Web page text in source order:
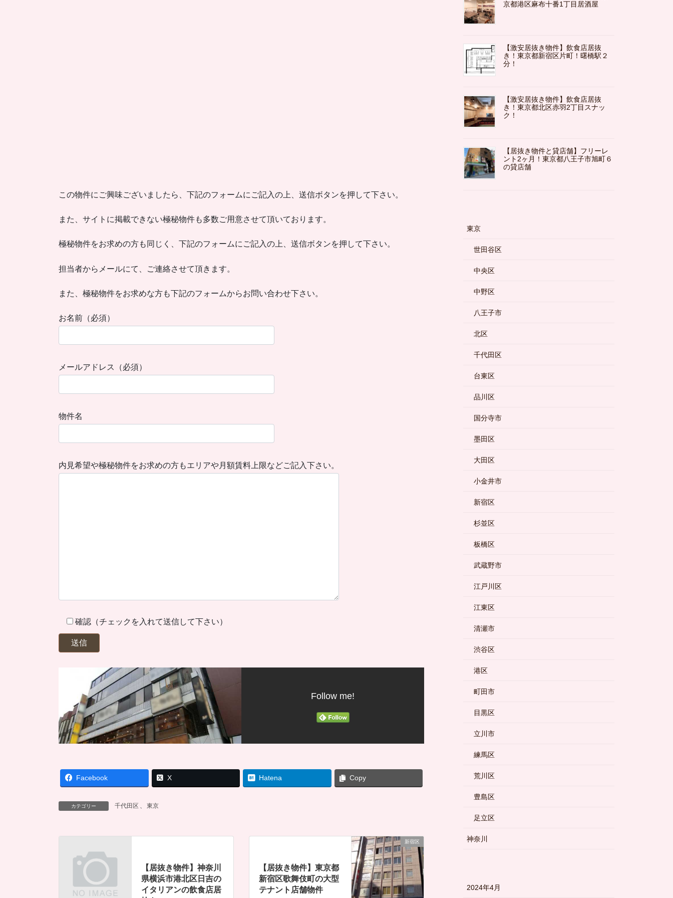
この物件にご興味ございましたら、下記のフォームにご記入の上、送信ボタンを押して下さい。
また、サイトに掲載できない極秘物件も多数ご用意させて頂いております。
極秘物件をお求めの方も同じく、下記のフォームにご記入の上、送信ボタンを押して下さい。
担当者からメールにて、ご連絡させて頂きます。
また、極秘物件をお求めな方も下記のフォームからお問い合わせ下さい。
お名前（必須）
メールアドレス（必須）
物件名
内見希望や極秘物件をお求めの方もエリアや月額賃料上限などご記入下さい。
確認（チェックを入れて送信して下さい）
Follow me!
Facebook X Hatena Copy
カテゴリー 千代田区 東京
【居抜き物件】神奈川
県横浜市港北区日吉の
イタリアンの飲食店居
新宿区
【居抜き物件】東京都
新宿区歌舞伎町の大型
テナント店舗物件
京都港区麻布十番1丁目居酒屋
【激安居抜き物件】飲食店居抜
き！東京都新宿区片町！曙橋駅２
分！
【激安居抜き物件】飲食店居抜
き！東京都北区赤羽2丁目スナッ
ク！
【居抜き物件と貸店舗】フリーレ
ント2ヶ月！東京都八王子市旭町６
の貸店舗
東京
世田谷区
中央区
中野区
八王子市
北区
千代田区
台東区
品川区
国分寺市
墨田区
大田区
小金井市
新宿区
杉並区
板橋区
武蔵野市
江戸川区
江東区
清瀬市
渋谷区
港区
町田市
目黒区
立川市
練馬区
荒川区
豊島区
足立区
神奈川
2024年4月